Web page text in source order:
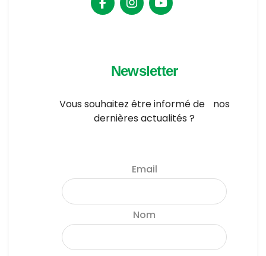
Newsletter
Vous souhaitez être informé de nos
dernières actualités ?
Email
Nom